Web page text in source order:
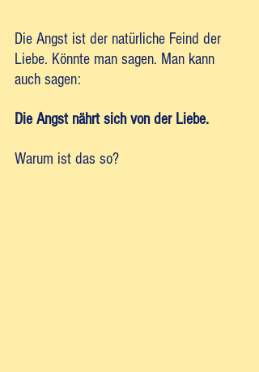
Die Angst ist der natürliche Feind der
Liebe. Könnte man sagen. Man kann
auch sagen:
Die Angst nährt sich von der Liebe.
Warum ist das so?